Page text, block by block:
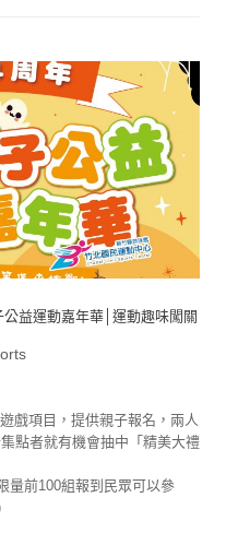
益運動嘉年華│運動趣味闖關
戲項目，提供親子報名，兩人
點者就有機會抽中「精美大禮
量前100組報到民眾可以參